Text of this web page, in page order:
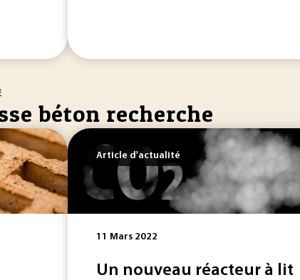
béton recherche
Article d'actualité
11 Mars 2022
Un nouveau réacteur à lit